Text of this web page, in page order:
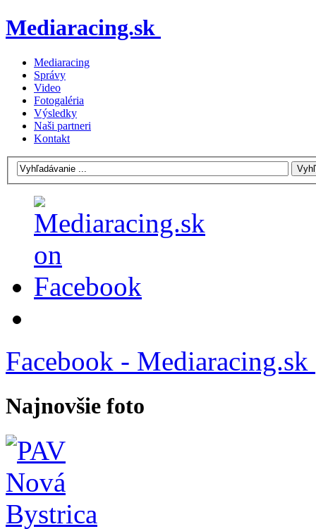
Mediaracing.sk
Mediaracing
Správy
Video
Fotogaléria
Výsledky
Naši partneri
Kontakt
Facebook - Mediaracing.sk
Najnovšie foto